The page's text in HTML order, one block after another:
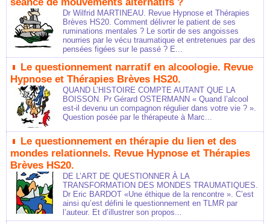
Dr Wilfrid MARTINEAU. Revue Hypnose et Thérapies
Brèves HS20. Comment délivrer le patient de ses
ruminations mentales ? Le sortir de ses angoisses
nourries par le vécu traumatique et entretenues par des
pensées figées sur le passé ? E...
Le questionnement narratif en alcoologie. Revue
Hypnose et Thérapies Brèves HS20.
QUAND L’HISTOIRE COMPTE AUTANT QUE LA
BOISSON. Pr Gérard OSTERMANN « Quand l’alcool
est-il devenu un compagnon régulier dans votre vie ? ».
Question posée par le thérapeute à Marc...
Le questionnement en thérapie du lien et des
mondes relationnels. Revue Hypnose et Thérapies
Brèves HS20.
DE L’ART DE QUESTIONNER À LA
TRANSFORMATION DES MONDES TRAUMATIQUES.
Dr Eric BARDOT «Une éthique de la rencontre ». C’est
ainsi qu’est défini le questionnement en TLMR par
l’auteur. Et d’illustrer son propos...